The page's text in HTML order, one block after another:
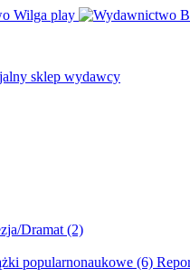
Dramat (2)
popularnonaukowe (6)